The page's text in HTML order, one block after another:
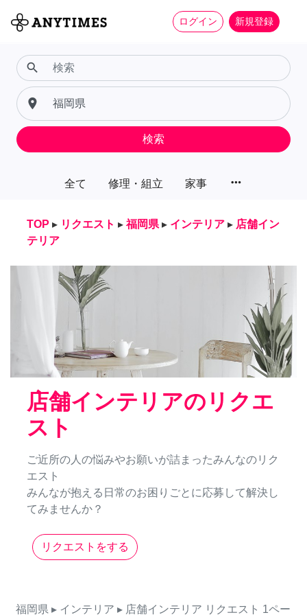
ログイン 新規登録
全て 修理・組立 家事 more_horiz
search
place
検索
TOP ▸ リクエスト ▸ 福岡県 ▸ インテリア ▸ 店舗イン
テリア
店舗インテリアのリクエ
スト
ご近所の人の悩みやお願いが詰まったみんなのリク
エスト
みんなが抱える日常のお困りごとに応募して解決し
てみませんか？
リクエストをする
福岡県 ▸ インテリア ▸ 店舗インテリア リクエスト 1ペー